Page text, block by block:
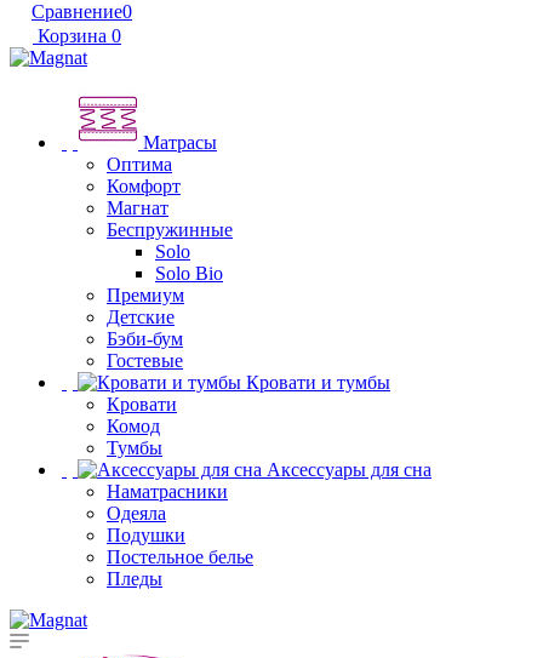
Сравнение0
Корзина 0
Матрасы
Оптима
Комфорт
Магнат
Беспружинные
Solo
Solo Bio
Премиум
Детские
Бэби-бум
Гостевые
Кровати и тумбы
Кровати
Комод
Тумбы
Аксессуары для сна
Наматрасники
Одеяла
Подушки
Постельное белье
Пледы